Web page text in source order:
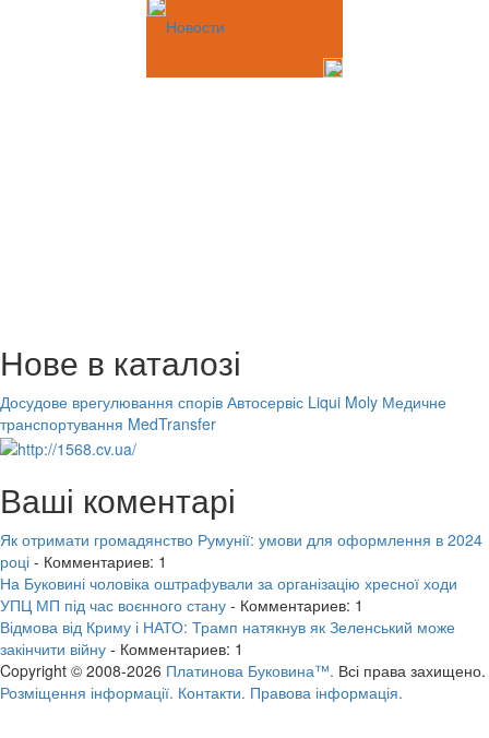
Новости
Нове в каталозі
Досудове врегулювання спорів Автосервіс Liqui Moly Медичне
транспортування MedTransfer
Ваші коментарі
Як отримати громадянство Румунії: умови для оформлення в 2024
році - Комментариев: 1
На Буковині чоловіка оштрафували за організацію хресної ходи
УПЦ МП під час воєнного стану - Комментариев: 1
Відмова від Криму і НАТО: Трамп натякнув як Зеленський може
закінчити війну - Комментариев: 1
Copyright © 2008-2026 Платинова Буковина™. Всі права захищено.
Розміщення інформації. Контакти. Правова інформація.